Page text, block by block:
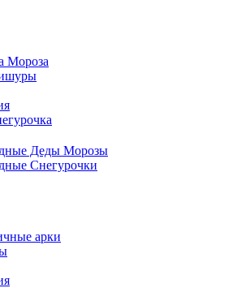
Мороза
Деды Морозы
Снегурочки
арки